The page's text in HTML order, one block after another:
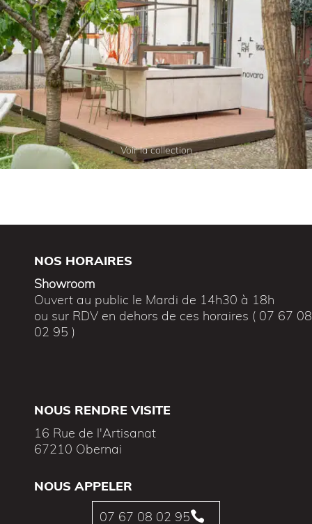
Voir la collection
NOS HORAIRES
Showroom
Ouvert au public le Mardi de 14h30 à 18h
ou sur RDV en dehors de ces horaires ( 07 67 08
02 95 )
NOUS RENDRE VISITE
16 Rue de l'Artisanat
67210 Obernai
NOUS APPELER

07 67 08 02 95